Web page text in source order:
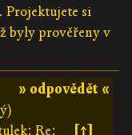
Projektujete si
byly prověřeny v
» odpovědět «
Re: [↑]